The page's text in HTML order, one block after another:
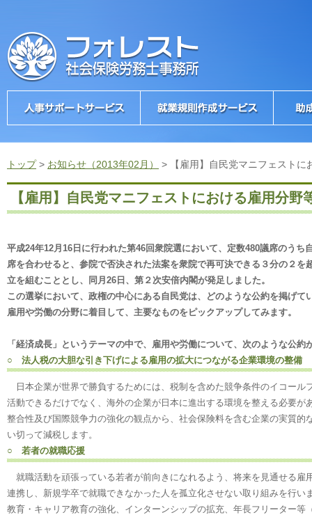
トップ> お知らせ（2013年02月） > 【雇用】自民党マニフェスト
【雇用】自民党マニフェストにおける雇用分野
平成24年12月16日に行われた第46回衆院選において、定数480議席のうち
席を合わせると、参院で否決された法案を衆院で再可決できる３分の２
立を組むこととし、同月26日、第２次安倍内閣が発足しました。
この選挙において、政権の中心にある自民党は、どのような公約を掲げて
雇用や労働の分野に着目して、主要なものをピックアップしてみます。
「経済成長」というテーマの中で、雇用や労働について、次のような公約
○ 法人税の大胆な引き下げによる雇用の拡大につながる企業環境の整備
日本企業が世界で勝負するためには、税制を含めた競争条件のイコール
活動できるだけでなく、海外の企業が日本に進出する環境を整える必要
整合性及び国際競争力の強化の観点から、社会保険料を含む企業の実質
い切って減税します。
○ 若者の就職応援
就職活動を頑張っている若者が前向きになれるよう、将来を見通せる雇
連携し、新規学卒で就職できなかった人を孤立化させない取り組みを行
教育・キャリア教育の強化、インターンシップの拡充、年長フリーター等